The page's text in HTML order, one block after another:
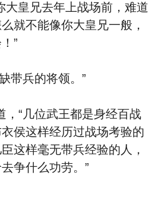
大皇兄去年上战场前，难道
就不能像你大皇兄一般，
”
兵的将领。”
“几位武王都是身经百战
侯这样经历过战场考验的
这样毫无带兵经验的人，
争什么功劳。”